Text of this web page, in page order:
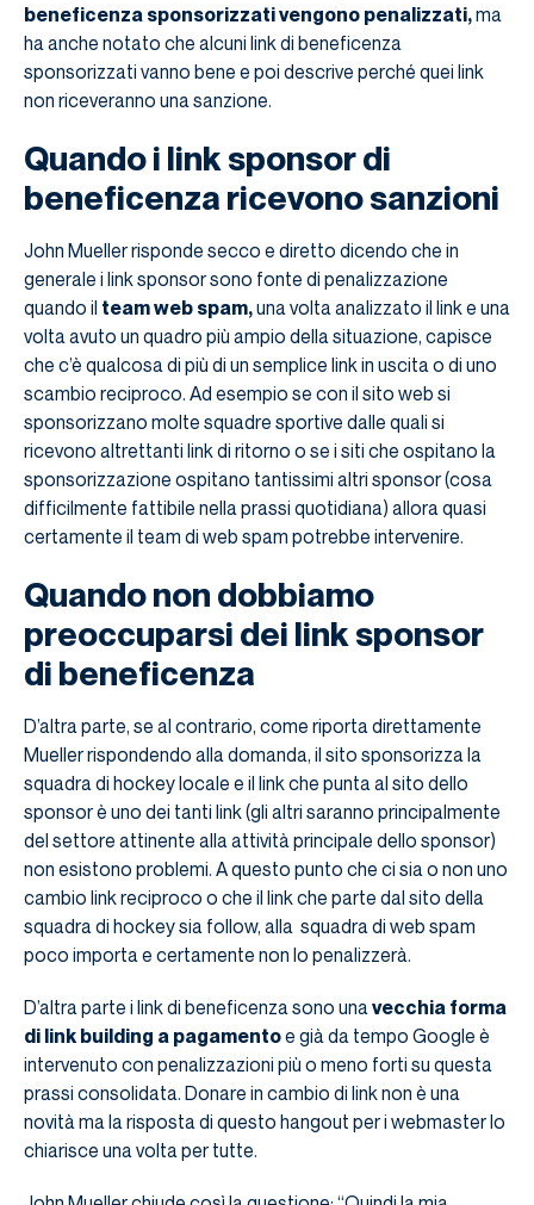
beneficenza sponsorizzati vengono penalizzati,ma
ha anche notato che alcuni link di beneficenza
sponsorizzati vanno bene e poi descrive perché quei link
non riceveranno una sanzione.
Quando i link sponsor di
beneficenza ricevono sanzioni
John Mueller risponde secco e diretto dicendo che in
generale i link sponsor sono fonte di penalizzazione
quando il team web spam,una volta analizzato il link e una
volta avuto un quadro più ampio della situazione, capisce
che c’è qualcosa di più di un semplice link in uscita o di uno
scambio reciproco. Ad esempio se con il sito web si
sponsorizzano molte squadre sportive dalle quali si
ricevono altrettanti link di ritorno o se i siti che ospitano la
sponsorizzazione ospitano tantissimi altri sponsor (cosa
difficilmente fattibile nella prassi quotidiana) allora quasi
certamente il team di web spam potrebbe intervenire.
Quando non dobbiamo
preoccuparsi dei link sponsor
di beneficenza
D’altra parte, se al contrario, come riporta direttamente
Mueller rispondendo alla domanda, il sito sponsorizza la
squadra di hockey locale e il link che punta al sito dello
sponsor è uno dei tanti link (gli altri saranno principalmente
del settore attinente alla attività principale dello sponsor)
non esistono problemi. A questo punto che ci sia o non uno
cambio link reciproco o che il link che parte dal sito della
squadra di hockey sia follow, alla squadra di web spam
poco importa e certamente non lo penalizzerà.
D’altra parte i link di beneficenza sono una vecchia forma
di link building a pagamentoe già da tempo Google è
intervenuto con penalizzazioni più o meno forti su questa
prassi consolidata. Donare in cambio di link non è una
novità ma la risposta di questo hangout per i webmaster lo
chiarisce una volta per tutte.